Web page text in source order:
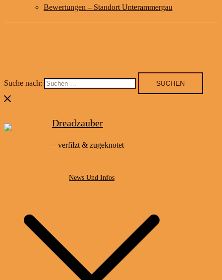
Bewertungen – Standort Unterammergau
Suche nach:
Dreadzauber
– verfilzt & zugeknotet
News Und Infos